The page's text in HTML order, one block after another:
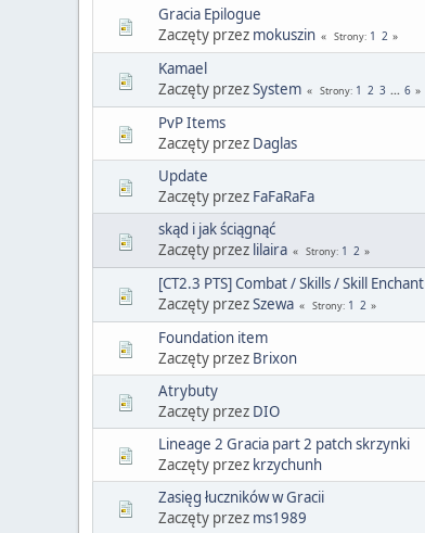
Gracia Epilogue
Zaczęty przez mokuszin Strony 1 2
Kamael
Zaczęty przezSystem Strony 1 2 3 ... 6
PvP Items
Zaczęty przez Daglas
Update
Zaczęty przez FaFaRaFa
skąd i jak ściągnąć
Zaczęty przez lilaira Strony 1 2
[CT2.3 PTS] Combat / Skills / Skill Enchant
Zaczęty przezSzewa Strony 1 2
Foundation item
Zaczęty przez Brixon
Atrybuty
Zaczęty przez DIO
Lineage 2 Gracia part 2 patch skrzynki
Zaczęty przez krzychunh
Zasięg łuczników w Gracii
Zaczęty przez ms1989